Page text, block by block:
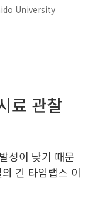
University
료 관찰
성이 낮기 때문
긴 타임랩스 이